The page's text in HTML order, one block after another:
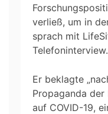
verließ, um in
sprach mit
Telefoninterview.
Er beklagte
Propaganda der
auf COVID-19,